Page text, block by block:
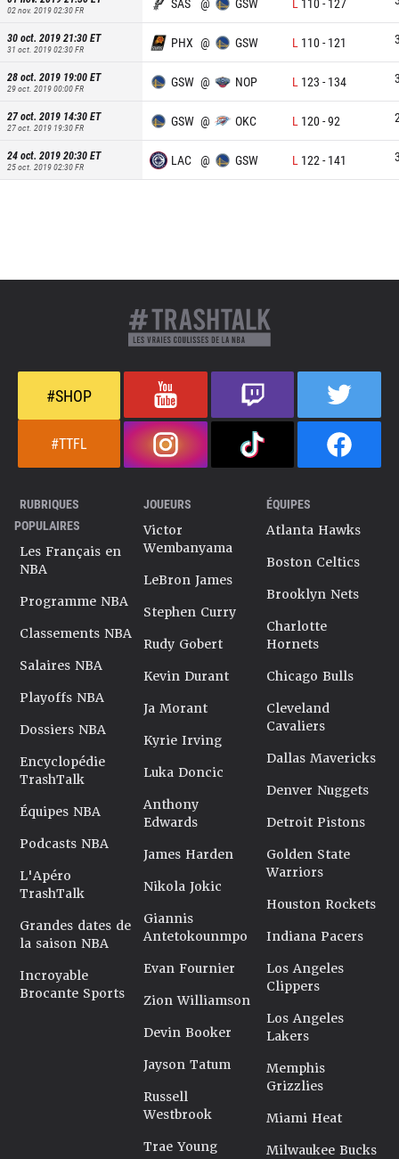
02 nov. 2019 02:30FR
30 oct. 2019 21:30ET
31 oct. 2019 02:30FR PHX @ GSW L 110- 121
28 oct. 2019 19:00ET
29 oct. 2019 00:00FR GSW @ NOP L 123 - 134
27 oct. 2019 14:30ET
27 oct. 2019 19:30FR GSW @ OKC L 120-92
24 oct. 2019 20:30ET
25 oct. 2019 02:30FR LAC @ GSW L 122 - 141
#SHOP
#TTFL
RUBRIQUES
POPULAIRES
Les Français en
NBA
Programme NBA
Classements NBA
Salaires NBA
Playoffs NBA
Dossiers NBA
Encyclopédie
TrashTalk
Équipes NBA
Podcasts NBA
L'Apéro
TrashTalk
Grandes dates de
la saison NBA
Incroyable
Brocante Sports
JOUEURS
Victor
Wembanyama
LeBron James
Stephen Curry
Rudy Gobert
Kevin Durant
Ja Morant
Kyrie Irving
Luka Doncic
Anthony
Edwards
James Harden
Nikola Jokic
Giannis
Antetokounmpo
Evan Fournier
Zion Williamson
Devin Booker
Jayson Tatum
Russell
Westbrook
Trae Young
ÉQUIPES
Atlanta Hawks
Boston Celtics
Brooklyn Nets
Charlotte
Hornets
Chicago Bulls
Cleveland
Cavaliers
Dallas Mavericks
Denver Nuggets
Detroit Pistons
Golden State
Warriors
Houston Rockets
Indiana Pacers
Los Angeles
Clippers
Los Angeles
Lakers
Memphis
Grizzlies
Miami Heat
Milwaukee Bucks